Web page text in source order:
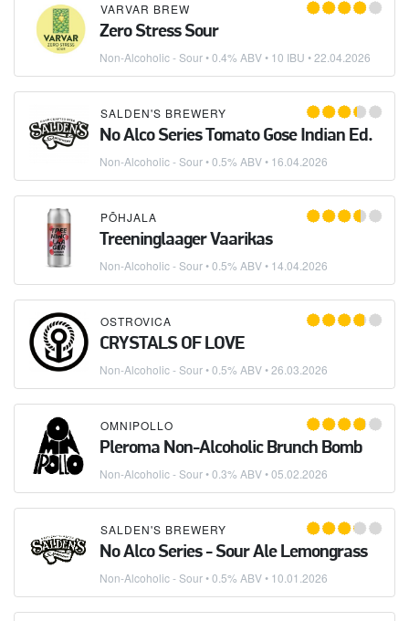
VARVAR BREW
Zero Stress Sour
Non-Alcoholic - Sour• 0.4% ABV • 10 IBU •22.04.2026
SALDEN'S BREWERY
No Alco Series Tomato Gose Indian Ed.
Non-Alcoholic - Sour• 0.5% ABV • 16.04.2026
PÕHJALA
Treeninglaager Vaarikas
Non-Alcoholic - Sour• 0.5% ABV • 14.04.2026
OSTROVICA
CRYSTALS OF LOVE
Non-Alcoholic - Sour• 0.5% ABV •26.03.2026
OMNIPOLLO
Pleroma Non-Alcoholic Brunch Bomb
Non-Alcoholic - Sour• 0.3% ABV •05.02.2026
SALDEN'S BREWERY
No Alco Series - Sour Ale Lemongrass
Non-Alcoholic - Sour• 0.5% ABV • 10.01.2026